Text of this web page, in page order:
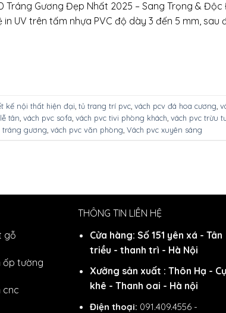
Tráng Gương Đẹp Nhất 2025 – Sang Trọng &
UV trên tấm nhựa PVC độ dày 3 đến 5 mm,
kế nội thất hiện đại tủ trang trí pvc vách pcv đá hoa cương
tân vách pvc sofa vách pvc tivi phòng khách vách pvc trừu
tráng gương vách pvc văn phòng Vách pvc xuyên sáng
gỗ
ốp tường
cnc
THÔNG TIN LIÊN HỆ
Cửa hàng: Số 151 yên xá - Tân
triều - thanh trì - Hà Nội
Xưởng sản xuất : Thôn Hạ -
khê - Thanh oai - Hà nội
Điện thoại: 091.409.4556 -